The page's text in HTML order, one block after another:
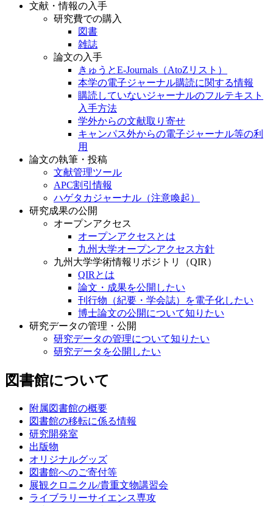
文献・情報の入手
研究費での購入
図書
雑誌
論文の入手
きゅうとE-Journals（AtoZリスト）
本学の電子ジャーナル購読に関する情報
購読していないジャーナルのフルテキスト
入手方法
学外からの文献取り寄せ
キャンパス外からの電子ジャーナル等の利
用
論文の執筆・投稿
文献管理ツール
APC割引情報
ハゲタカジャーナル（注意喚起）
研究成果の公開
オープンアクセス
オープンアクセスとは
九州大学オープンアクセス方針
九州大学学術情報リポジトリ（QIR）
QIRとは
論文・成果を公開したい
刊行物（紀要・学会誌）を電子化したい
博士論文の公開について知りたい
研究データの管理・公開
研究データの管理について知りたい
研究データを公開したい
図書館について
附属図書館の概要
図書館の移転に係る情報
研究開発室
出版物
オリジナルグッズ
図書館へのご寄付等
展観クロニクル/貴重文物講習会
ライブラリーサイエンス専攻